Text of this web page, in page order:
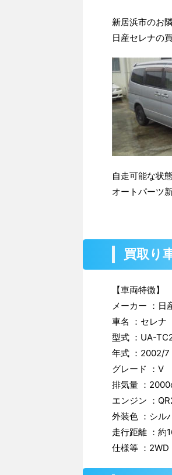
新居浜市のお
日産セレナの
自走可能な状
オートパーツ
買取り
【車両特徴】
メーカー ：日
車名 ：セレナ
型式 ：UA-
年式 ：2002/7
グレード ：V
排気量 ：
エンジン ：
外装色 ：シル
走行距離 ：約
仕様等 ：